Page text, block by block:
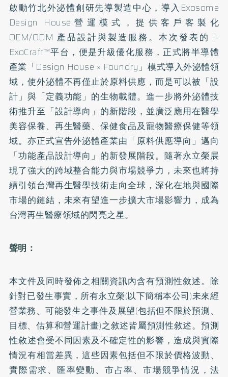
啟動竹北外泌體創研先導製造中心，導入Exosome
Design House營運模式，提供客戶客製化
OEM/ODM 產品設計與製造服務。本次發表的 i-
ExoCraft™平台，便是升級優化服務，正式將半導體
產業「Design House × Foundry」模式導入外泌體領
域，使外泌體不再僅止於原料供應，而是可以被「設
計」與「定義功能」的生物載體。進一步將外泌體技
術推升至「設計導向」的新階段，並廣泛應用在醫學
美容保養、再生醫藥、保健食品及寵物醫療保健等領
域。亦正式宣告外泌體產業由「原料供應導向」邁向
「功能產品設計導向」的新發展階段。隨著永立榮展
現了強大的跨域整合能力與市場競爭力，未來也將持
續引領台灣再生醫學技術走向全球，深化在地與國際
市場的鏈結，未來有望進一步擴大市場影響力，成為
台灣再生醫療領域的閃亮之星。
聲明：
本文件及同時發佈之相關資訊內含有預測性敘述。除
針對已發生事實，所有永立榮(以下簡稱本公司)未來經
營業務、可能發生之事件及展望(包括但不限於預測、
目標、估算和營運計畫)之敘述皆屬預測性敘述。預測
性敘述會受不同因素及不確定性的影響，造成與實際
情況有相當差異，這些因素包括但不限於價格波動、
實際需求、匯率變動、市占率、市場競爭情況，法